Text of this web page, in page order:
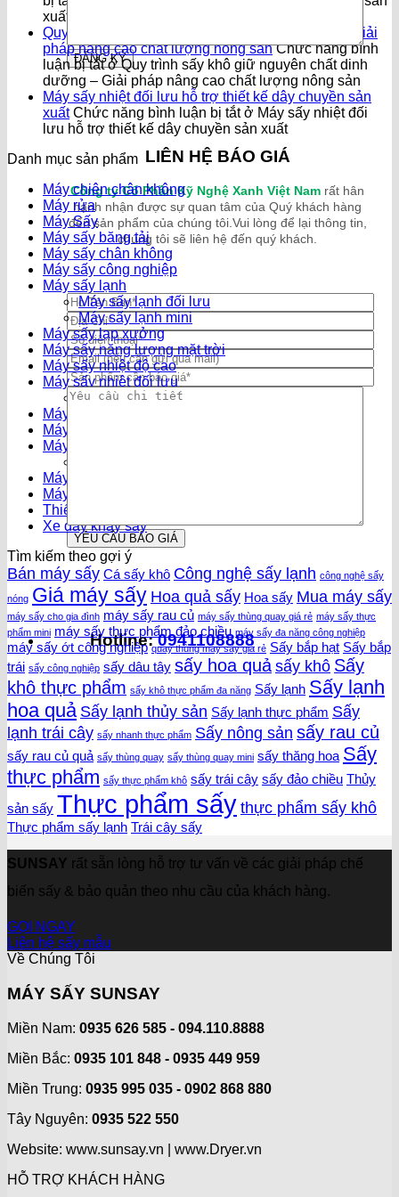
LIÊN HỆ BÁO GIÁ
Công ty Cổ Phần Kỹ Nghệ Xanh Việt Nam rất hân
hạnh nhận được sự quan tâm của Quý khách hàng
đến sản phẩm của chúng tôi.Vui lòng để lại thông tin,
chúng tôi sẽ liên hệ đến quý khách.
Hotline:0941108888
xuất khẩu và tiêu chuẩn thành phẩm
Quy trình sấy khô giữ nguyên chất dinh dưỡng – Giải
pháp nâng cao chất lượng nông sản Chức năng bình
luận bị tắtở Quy trình sấy khô giữ nguyên chất dinh
dưỡng – Giải pháp nâng cao chất lượng nông sản
Máy sấy nhiệt đối lưu hỗ trợ thiết kế dây chuyền sản
xuất Chức năng bình luận bị tắtở Máy sấy nhiệt đối
lưu hỗ trợ thiết kế dây chuyền sản xuất
Danh mục sản phẩm
Máy chiên chân không
Máy rửa
Máy Sấy
Máy sấy băng tải
Máy sấy chân không
Máy sấy công nghiệp
Máy sấy lạnh
Máy sấy lạnh đối lưu
Máy sấy lạnh mini
Máy sấy lạp xưởng
Máy sấy năng lượng mặt trời
Máy sấy nhiệt độ cao
Máy sấy nhiệt đối lưu
Máy sấy nhiệt đối lưu
Máy sấy thăng hoa
Máy sấy tháp
Máy sấy thực phẩm
Máy sấy thùng quay
Máy sấy vĩ ngang
Thiết bị linh kiện
Xe đẩy khay sấy
Tìm kiếm theo gợi ý
Bán máy sấy Cá sấy khô Công nghệ sấy lạnh công nghệ sấy
nóng Giá máy sấy Hoa quả sấy Hoa sấy Mua máy sấy
máy sấy cho gia đình máy sấy rau củ máy sấy thùng quay giá rẻ máy sấy thực
phẩm mini máy sấy thực phẩm đảo chiều máy sấy đa năng công nghiệp
máy sấy ớt công nghiệp quay thùng máy sấy giá rẻ Sấy bắp hạt Sấy bắp
trái sấy công nghiệp sấy dâu tây sấy hoa quả sấy khô Sấy
khô thực phẩm sấy khô thực phẩm đa năng Sấy lạnh Sấy lạnh
hoa quả Sấy lạnh thủy sản Sấy lạnh thực phẩm Sấy
lạnh trái cây sấy nhanh thực phẩm Sấy nông sản sấy rau củ
sấy rau củ quả sấy thùng quay sấy thùng quay mini sấy thăng hoa Sấy
thực phẩm sấy thực phẩm khô sấy trái cây sấy đảo chiều Thủy
sản sấy Thực phẩm sấy thực phẩm sấy khô
Thực phẩm sấy lạnh Trái cây sấy
SUNSAY rất sẵn lòng hỗ trợ tư vấn về các giải pháp chế
biến sấy & bảo quản theo nhu cầu của khách hàng.
GỌI NGAY
Liên hệ sấy mẫu
Về Chúng Tôi
MÁY SẤY SUNSAY
Miền Nam: 0935 626 585 - 094.110.8888
Miền Bắc: 0935 101 848 - 0935 449 959
Miền Trung: 0935 995 035 - 0902 868 880
Tây Nguyên: 0935 522 550
Website: www.sunsay.vn | www.Dryer.vn
HỖ TRỢ KHÁCH HÀNG